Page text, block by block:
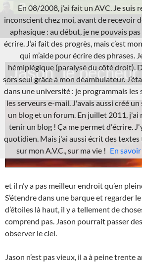
au
contenu
L'A.V.C.
Recherche
Jason, le pêcheur
et il n’y a pas meilleur endroit qu’en
S’étendre dans une barque et regarder
d’étoiles là haut, il y a tellement de
comprend pas. Jason pourrait passer
observer le ciel.
Jason n’est pas vieux, il a à peine trente
En 08/2008, j’ai fait un AVC. Je suis
inconscient chez moi, avant de recevoir
aphasique : au début, je ne pouvais
écrire. J’ai fait des progrès, mais c’est
qui m’aide pour écrire des phrases.
hémiplégique (paralysé du côté droit).
sors seul grâce à mon déambulateur.
dans une université : je programmais les
les serveurs e-mail. J'avais aussi créé
un blog et un forum. En juillet 2011, j'ai
tenir un blog ! Ça me permet d'écrire.
quotidien. Mais j'ai aussi écrit des textes
sur mon A.V.C., sur ma vie ! En